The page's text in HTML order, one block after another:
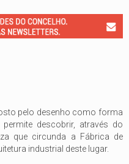
pelo desenho como forma
descobrir, através do
que circunda a Fábrica de
industrial deste lugar.